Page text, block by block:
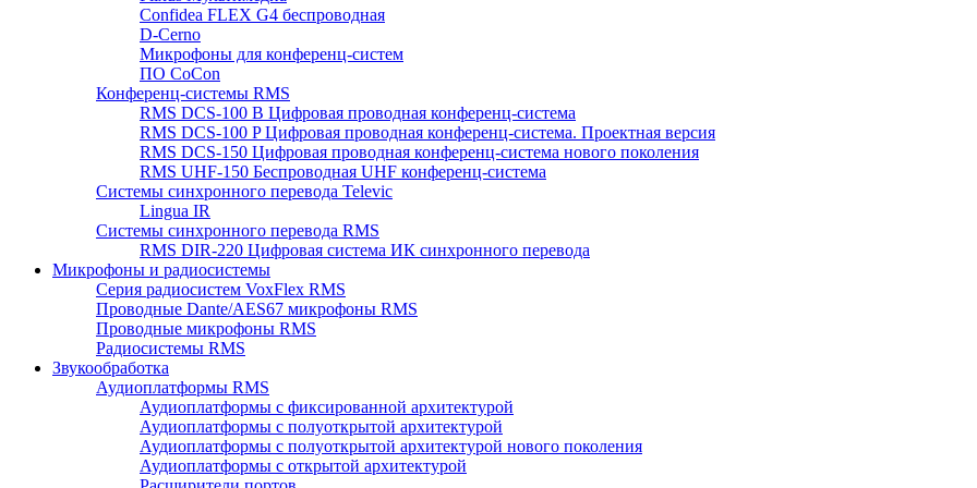
Confidea FLEX G4 беспроводная
D-Cerno
Микрофоны для конференц-систем
ПО CoCon
Конференц-системы RMS
RMS DCS-100 B Цифровая проводная конференц-система
RMS DCS-100 P Цифровая проводная конференц-система. Проектная версия
RMS DCS-150 Цифровая проводная конференц-система нового поколения
RMS UHF-150 Беспроводная UHF конференц-система
Системы синхронного перевода Televic
Lingua IR
Системы синхронного перевода RMS
RMS DIR-220 Цифровая система ИК синхронного перевода
Микрофоны и радиосистемы
Серия радиосистем VoxFlex RMS
Проводные Dante/AES67 микрофоны RMS
Проводные микрофоны RMS
Радиосистемы RMS
Звукообработка
Аудиоплатформы RMS
Аудиоплатформы с фиксированной архитектурой
Аудиоплатформы с полуоткрытой архитектурой
Аудиоплатформы с полуоткрытой архитектурой нового поколения
Аудиоплатформы с открытой архитектурой